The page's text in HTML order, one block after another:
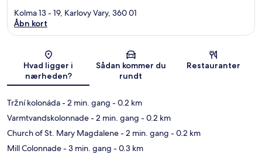
Kort
Kolma 13 - 19, Karlovy Vary, 360 01
Åbn kort
Hvad ligger i
nærheden?
Sådan kommer du
rundt
Restauranter
Tržní kolonáda- 2 min. gang - 0.2 km
Varmtvandskolonnade- 2 min. gang - 0.2 km
Church of St. Mary Magdalene- 2 min. gang - 0.2 km
Mill Colonnade- 3 min. gang - 0.3 km